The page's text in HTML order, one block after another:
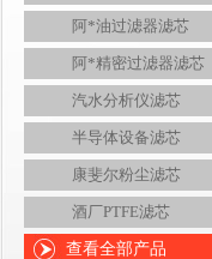
阿*油过滤器滤芯
阿*精密过滤器滤芯
汽水分析仪滤芯
半导体设备滤芯
康斐尔粉尘滤芯
酒厂PTFE滤芯
查看全部产品